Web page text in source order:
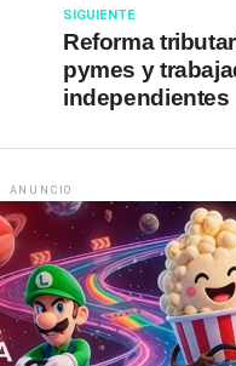
SIGUIENTE
Reforma
pymes y
independientes
ANUNCIO